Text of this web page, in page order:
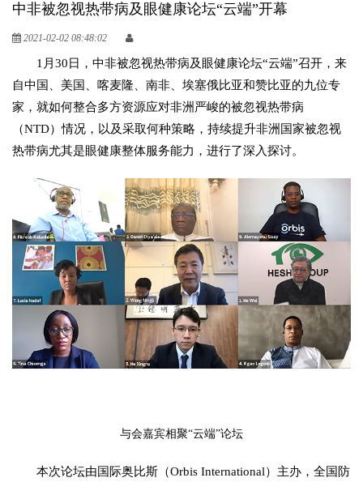
中非被忽视热带病及眼健康论坛“云端”开幕
2021-02-02 08:48:02
1月30日，中非被忽视热带病及眼健康论坛“云端”召开，来
自中国、美国、喀麦隆、南非、埃塞俄比亚和赞比亚的九位专
家，就如何整合多方资源应对非洲严峻的被忽视热带病
（NTD）情况，以及采取何种策略，持续提升非洲国家被忽视
热带病尤其是眼健康整体服务能力，进行了深入探讨。
与会嘉宾相聚“云端”论坛
本次论坛由国际奥比斯（Orbis International）主办，全国防